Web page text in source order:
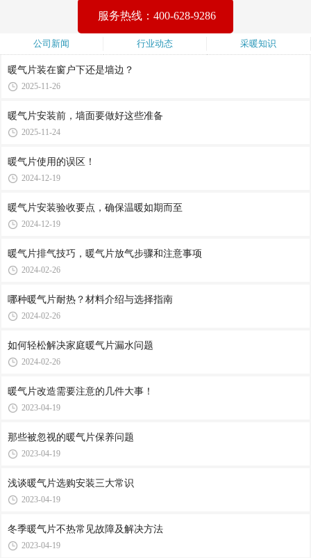
服务热线：400-628-9286
公司新闻 行业动态 采暖知识
暖气片装在窗户下还是墙边？
2025-11-26
暖气片安装前，墙面要做好这些准备
2025-11-24
暖气片使用的误区！
2024-12-19
暖气片安装验收要点，确保温暖如期而至
2024-12-19
暖气片排气技巧，暖气片放气步骤和注意事项
2024-02-26
哪种暖气片耐热？材料介绍与选择指南
2024-02-26
如何轻松解决家庭暖气片漏水问题
2024-02-26
暖气片改造需要注意的几件大事！
2023-04-19
那些被忽视的暖气片保养问题
2023-04-19
浅谈暖气片选购安装三大常识
2023-04-19
冬季暖气片不热常见故障及解决方法
2023-04-19